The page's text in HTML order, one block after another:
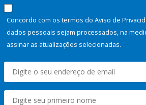
Concordo com os termos do Aviso de
dados pessoais sejam processados, na
assinar as atualizações selecionadas.